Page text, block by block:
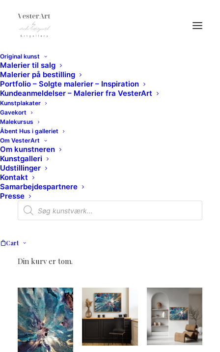
Original kunst
Malerier til salg
Malerier på bestilling
Portfolio – Solgte malerier – Inspiration
Kundeanmeldelser – Malerier fra VesterArt
Kunstplakater
Gavekort
Malekursus
Åbent Hus i galleriet
Om VesterArt
Om kunstneren
Kunstgalleri
Udstillinger
Kontakt
Samarbejdespartnere
Presse
Products
search
Cart
Din kurv er tom.